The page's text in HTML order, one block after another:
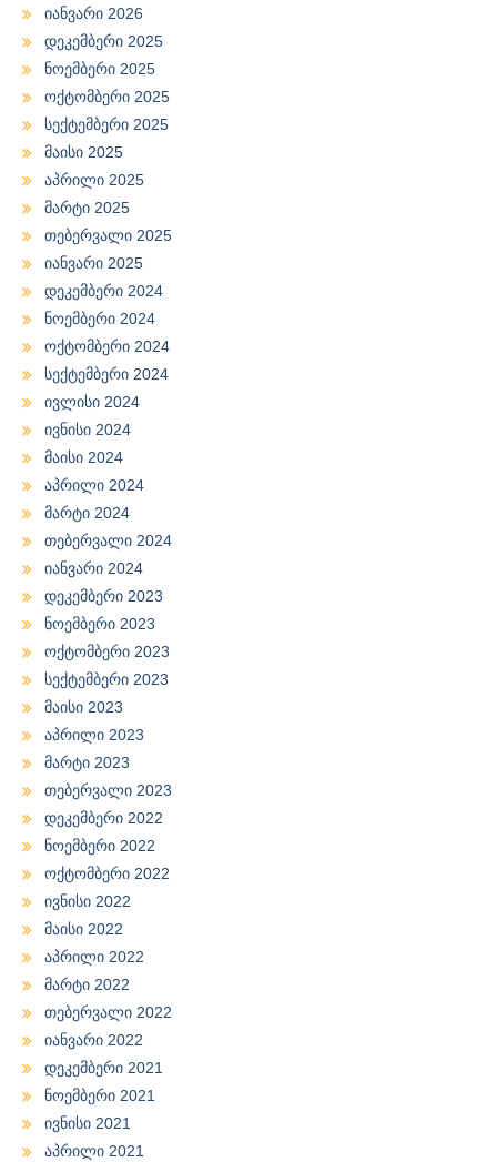
იანვარი 2026
დეკემბერი 2025
ნოემბერი 2025
ოქტომბერი 2025
სექტემბერი 2025
მაისი 2025
აპრილი 2025
მარტი 2025
თებერვალი 2025
იანვარი 2025
დეკემბერი 2024
ნოემბერი 2024
ოქტომბერი 2024
სექტემბერი 2024
ივლისი 2024
ივნისი 2024
მაისი 2024
აპრილი 2024
მარტი 2024
თებერვალი 2024
იანვარი 2024
დეკემბერი 2023
ნოემბერი 2023
ოქტომბერი 2023
სექტემბერი 2023
მაისი 2023
აპრილი 2023
მარტი 2023
თებერვალი 2023
დეკემბერი 2022
ნოემბერი 2022
ოქტომბერი 2022
ივნისი 2022
მაისი 2022
აპრილი 2022
მარტი 2022
თებერვალი 2022
იანვარი 2022
დეკემბერი 2021
ნოემბერი 2021
ივნისი 2021
აპრილი 2021